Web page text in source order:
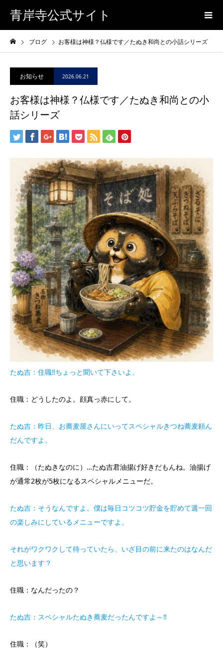
青岸寺公式サイト
ブログ お客様は神様？仏様です／たぬき和尚との小話シリーズ
お知らせ 2026.06.21
お客様は神様？仏様です／たぬき和尚との小
話シリーズ
たぬ吉：住職‼ちょっと聞いて下さいよ。
住職：どうしたのよ。顔真っ赤にして。
たぬ吉：昨日、お蕎麦屋さんにいってスペシャルきつね蕎麦頼ん
だんですよ。
住職：（たぬきなのに）…たぬ吉君油揚げ好きだもんね。油揚げ
が通常2枚が5枚になるスペシャルメニューだ。
たぬ吉：そうなんですよ。僕は毎日コツコツ貯金を貯めて週一回
の楽しみにしているメニューですよ。
それがワクワクして待っていたら、いざ目の前に来たのはなんだ
と思います？
住職：なんだったの？
たぬ吉：スペシャルたぬき蕎麦だったんですよ～‼
住職：（笑）